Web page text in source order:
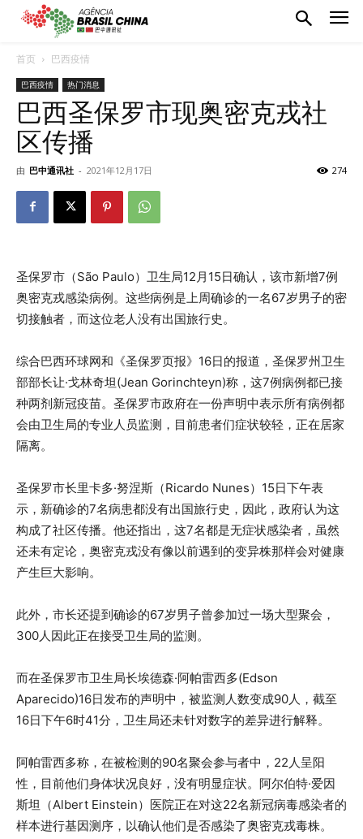
首页 巴西疫情
巴西疫情 热门消息
巴西圣保罗市现奥密克戎社
区传播
由 巴中通讯社 - 2021年12月17日 274
圣保罗市（São Paulo）卫生局12月15日确认，该市新增7例
奥密克戎感染病例。这些病例是上周确诊的一名67岁男子的密
切接触者，而这位老人没有出国旅行史。
综合巴西环球网和《圣保罗页报》16日的报道，圣保罗州卫生
部部长让·戈林奇坦(Jean Gorinchteyn)称，这7例病例都已接
种两剂新冠疫苗。圣保罗市政府在一份声明中表示所有病例都
会由卫生局的专业人员监测，目前患者们症状较轻，正在居家
隔离。
圣保罗市长里卡多·努涅斯（Ricardo Nunes）15日下午表
示，新确诊的7名病患都没有出国旅行史，因此，政府认为这
构成了社区传播。他还指出，这7名都是无症状感染者，虽然
还未有定论，奥密克戎没有像以前遇到的变异株那样会对健康
产生巨大影响。
此外，市长还提到确诊的67岁男子曾参加过一场大型聚会，
300人因此正在接受卫生局的监测。
而在圣保罗市卫生局长埃德森·阿帕雷西多(Edson
Aparecido)16日发布的声明中，被监测人数变成90人，截至
16日下午6时41分，卫生局还未针对数字的差异进行解释。
阿帕雷西多称，在被检测的90名聚会参与者中，22人呈阳
性，目前他们身体状况良好，没有明显症状。阿尔伯特·爱因
斯坦（Albert Einstein）医院正在对这22名新冠病毒感染者的
样本进行基因测序，以确认他们是否感染了奥密克戎毒株。